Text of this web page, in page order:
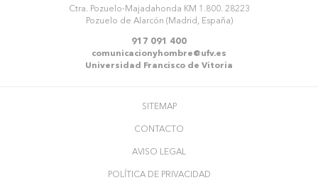
Ctra. Pozuelo-Majadahonda KM 1.800. 28223
Pozuelo de Alarcón (Madrid, España)
917 091 400
comunicacionyhombre@ufv.es
Universidad Francisco de Vitoria
SITEMAP
CONTACTO
AVISO LEGAL
POLÍTICA DE PRIVACIDAD